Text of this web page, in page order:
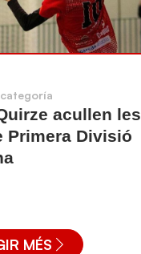
acullen les
Primera Divisió
MÉS